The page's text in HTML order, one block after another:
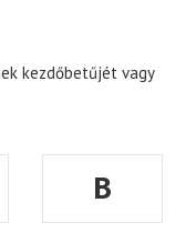
kezdőbetűjét vagy
B